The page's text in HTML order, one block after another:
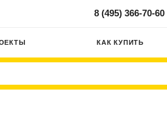
8 (495) 366-70-60
КАК КУПИТЬ